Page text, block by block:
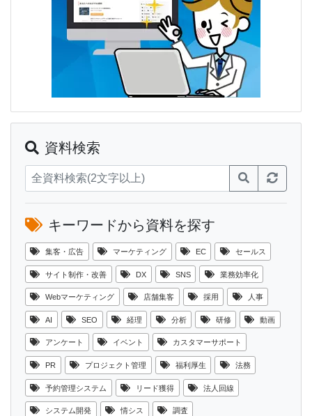
資料検索
キーワードから資料を探す
集客・広告 マーケティング EC セールス
サイト制作・改善 DX SNS 業務効率化
Webマーケティング 店舗集客 採用 人事
AI SEO 経理 分析 研修 動画
アンケート イベント カスタマーサポート
PR プロジェクト管理 福利厚生 法務
予約管理システム リード獲得 法人回線
システム開発 情シス 調査